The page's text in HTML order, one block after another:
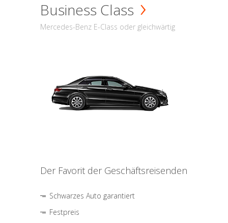
Business Class
Mercedes-Benz E-Class oder gleichwärtig
Der Favorit der Geschäftsreisenden
Schwarzes Auto garantiert
Festpreis